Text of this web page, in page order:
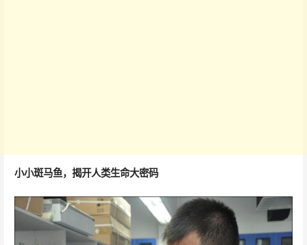
小小斑马鱼，揭开人类生命大密码